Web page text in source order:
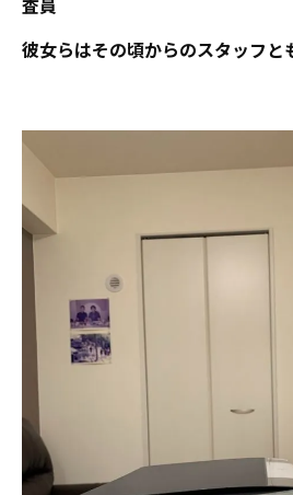
査員
彼女らはその頃からのスタッフと